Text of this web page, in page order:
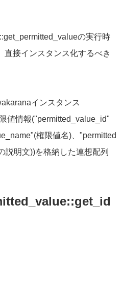
の実行時
直接インスタンス化するべき
インスタンス
値情報("permitted_value_id"
権限値名)、"permitted
説明文))を格納した連想配列